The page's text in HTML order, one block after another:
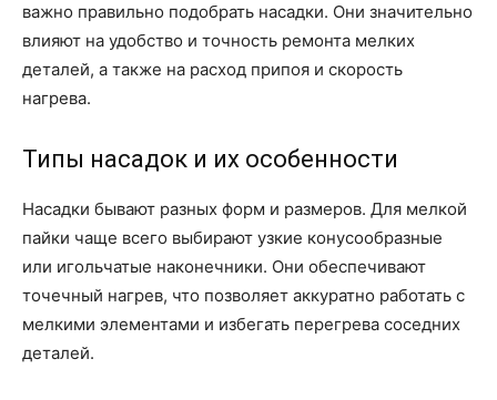
важно правильно подобрать насадки. Они значительно
влияют на удобство и точность ремонта мелких
деталей, а также на расход припоя и скорость
нагрева.
Типы насадок и их особенности
Насадки бывают разных форм и размеров. Для мелкой
пайки чаще всего выбирают узкие конусообразные
или игольчатые наконечники. Они обеспечивают
точечный нагрев, что позволяет аккуратно работать с
мелкими элементами и избегать перегрева соседних
деталей.